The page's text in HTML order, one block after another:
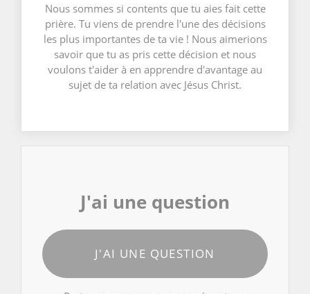
Nous sommes si contents que tu aies fait cette
prière. Tu viens de prendre l'une des décisions
les plus importantes de ta vie ! Nous aimerions
savoir que tu as pris cette décision et nous
voulons t'aider à en apprendre d'avantage au
sujet de ta relation avec Jésus Christ.
J'ai une question
J'AI UNE QUESTION